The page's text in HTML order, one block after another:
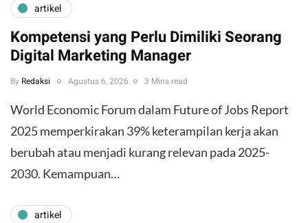
artikel
Kompetensi yang Perlu Dimiliki Seorang
Digital Marketing Manager
By Redaksi Agustus 6, 2026 3 Mins read
World Economic Forum dalam Future of Jobs Report
2025 memperkirakan 39% keterampilan kerja akan
berubah atau menjadi kurang relevan pada 2025-
2030. Kemampuan…
artikel